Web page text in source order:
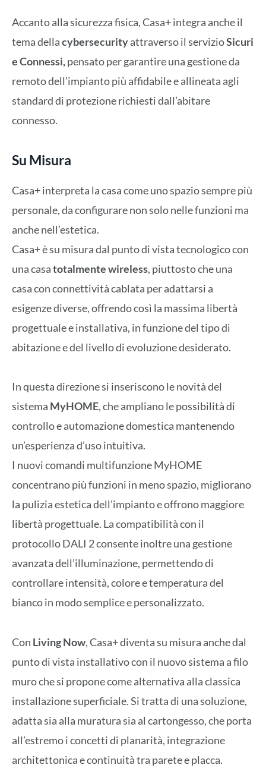
Accanto alla sicurezza fisica, Casa+ integra anche il
tema dellacybersecurityattraverso il servizioSicuri
e Connessi,pensato per garantire una gestione da
remoto dell’impianto più affidabile e allineata agli
standard di protezione richiesti dall’abitare
connesso.
Su Misura
Casa+ interpreta la casa come uno spazio sempre più
personale, da configurare non solo nelle funzioni ma
anche nell’estetica.
Casa+ è su misura dal punto di vista tecnologico con
una casatotalmente wireless, piuttosto che una
casa con connettività cablata per adattarsi a
esigenze diverse, offrendo così la massima libertà
progettuale e installativa, in funzione del tipo di
abitazione e del livello di evoluzione desiderato.
In questa direzione si inseriscono le novità del
sistema MyHOME, che ampliano le possibilità di
controllo e automazione domestica mantenendo
un’esperienza d’uso intuitiva.
I nuovi comandi multifunzione MyHOME
concentrano più funzioni in meno spazio, migliorano
la pulizia estetica dell’impianto e offrono maggiore
libertà progettuale. La compatibilità con il
protocollo DALI 2 consente inoltre una gestione
avanzata dell’illuminazione, permettendo di
controllare intensità, colore e temperatura del
bianco in modo semplice e personalizzato.
Con Living Now, Casa+ diventa su misura anche dal
punto di vista installativo con il nuovo sistema a filo
muro che si propone come alternativa alla classica
installazione superficiale. Si tratta di una soluzione,
adatta sia alla muratura sia al cartongesso, che porta
all’estremo i concetti di planarità, integrazione
architettonica e continuità tra parete e placca.